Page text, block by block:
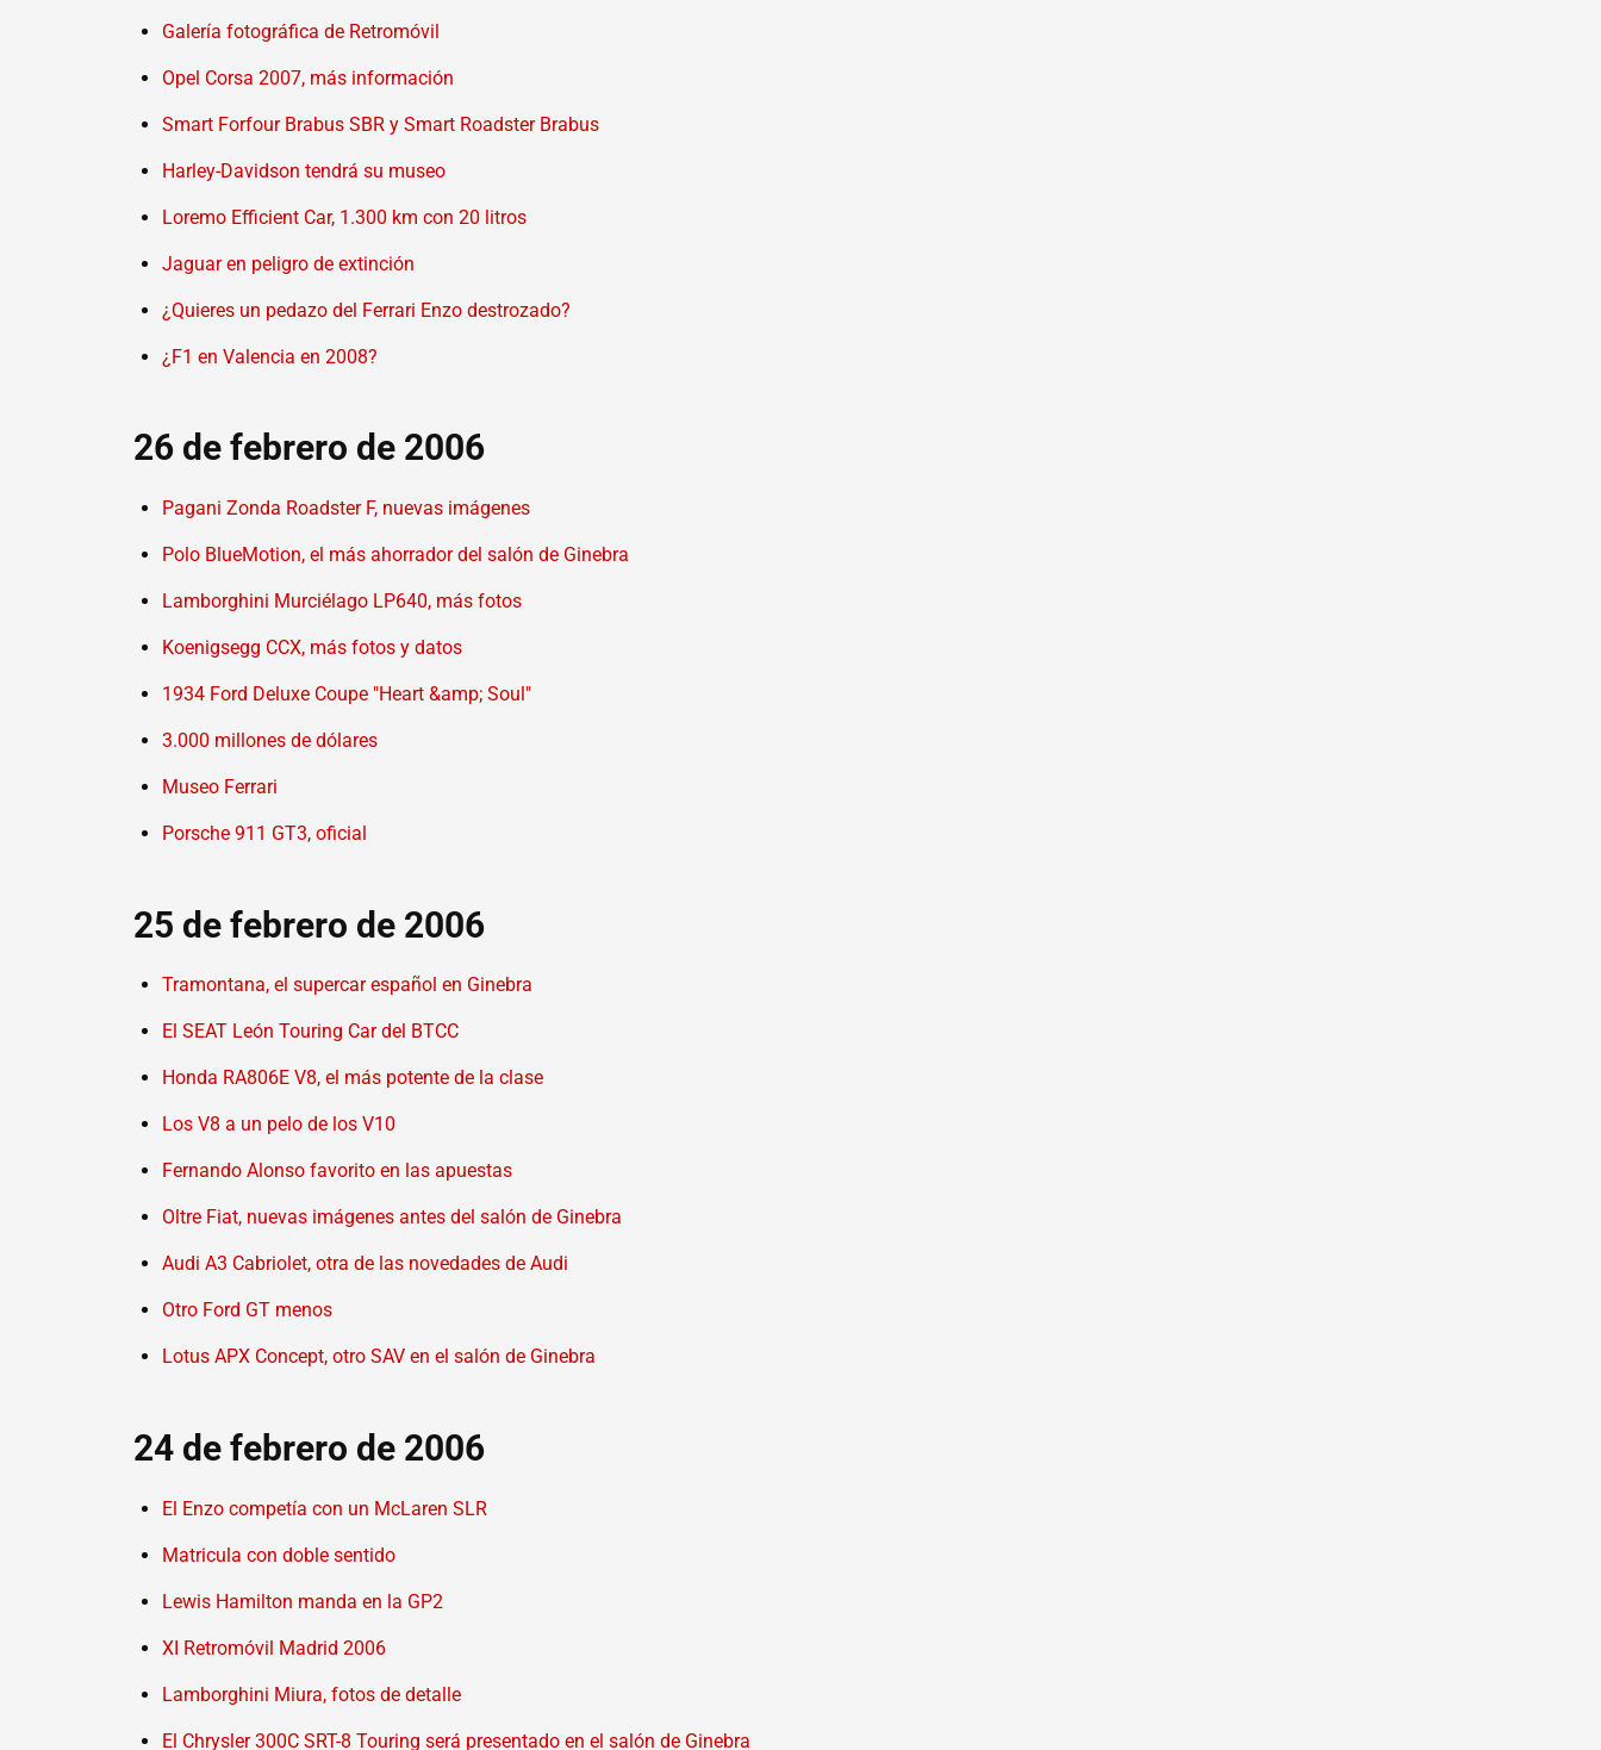
Galería fotográfica de Retromóvil
Opel Corsa 2007, más información
Smart Forfour Brabus SBR y Smart Roadster Brabus
Harley-Davidson tendrá su museo
Loremo Efficient Car, 1.300 km con 20 litros
Jaguar en peligro de extinción
¿Quieres un pedazo del Ferrari Enzo destrozado?
¿F1 en Valencia en 2008?
26 de febrero de 2006
Pagani Zonda Roadster F, nuevas imágenes
Polo BlueMotion, el más ahorrador del salón de Ginebra
Lamborghini Murciélago LP640, más fotos
Koenigsegg CCX, más fotos y datos
1934 Ford Deluxe Coupe "Heart &amp; Soul"
3.000 millones de dólares
Museo Ferrari
Porsche 911 GT3, oficial
25 de febrero de 2006
Tramontana, el supercar español en Ginebra
El SEAT León Touring Car del BTCC
Honda RA806E V8, el más potente de la clase
Los V8 a un pelo de los V10
Fernando Alonso favorito en las apuestas
Oltre Fiat, nuevas imágenes antes del salón de Ginebra
Audi A3 Cabriolet, otra de las novedades de Audi
Otro Ford GT menos
Lotus APX Concept, otro SAV en el salón de Ginebra
24 de febrero de 2006
El Enzo competía con un McLaren SLR
Matricula con doble sentido
Lewis Hamilton manda en la GP2
XI Retromóvil Madrid 2006
Lamborghini Miura, fotos de detalle
El Chrysler 300C SRT-8 Touring será presentado en el salón de Ginebra